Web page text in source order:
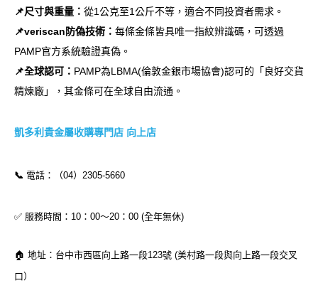
📌尺寸與重量： 從1公克至1公斤不等，適合不同投資者需求。
📌veriscan防偽技術： 每條金條皆具唯一指紋辨識碼，可透過
PAMP官方系統驗證真偽。
📌全球認可： PAMP為LBMA(倫敦金銀市場協會)認可的「良好交貨
精煉廠」，其金條可在全球自由流通。
凱多利貴金屬收購專門店 向上店
📞 電話：（04）2305-5660
✅ 服務時間：10：00～20：00 (全年無休)
🏠 地址：台中市西區向上路一段123號 (美村路一段與向上路一段交叉
口）